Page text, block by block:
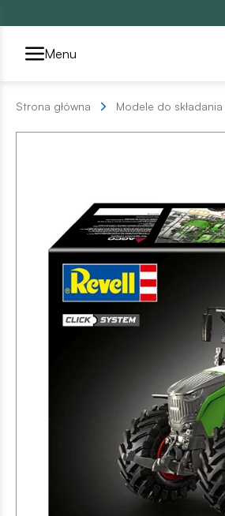
Przełącznik
Menu
Strona główna Modele do składania